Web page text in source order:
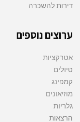
דירות להשכרה
ערוצים נוספים
אטרקציות
טיולים
קמפינג
מוזיאונים
גלריות
הרצאות